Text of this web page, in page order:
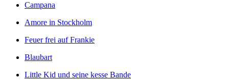
Campana
Amore in Stockholm
Feuer frei auf Frankie
Blaubart
Little Kid und seine kesse Bande